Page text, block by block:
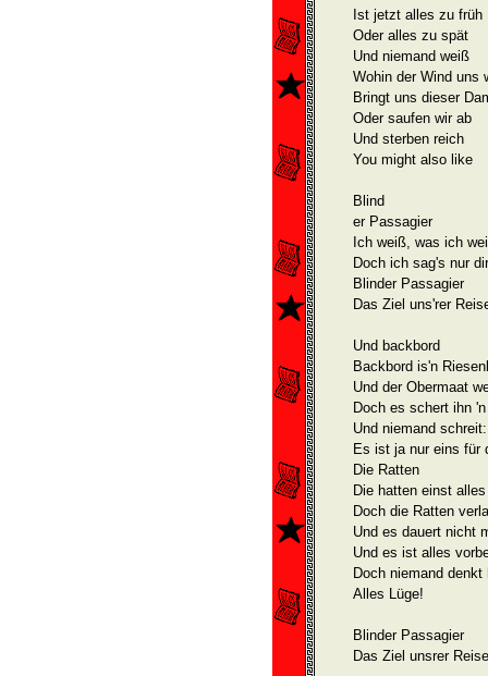
Ist jetzt alles zu früh
Oder alles zu spät
Und niemand weiß
Wohin der Wind uns
Bringt uns dieser
Oder saufen wir ab
Und sterben reich
You might also like
Blind
er Passagier
Ich weiß, was ich
Doch ich sag's nur dir
Blinder Passagier
Das Ziel uns'rer
Und backbord
Backbord is'n
Und der Obermaat
Doch es schert ihn
Und niemand
Es ist ja nur eins für
Die Ratten
Die hatten einst
Doch die Ratten
Und es dauert nicht
Und es ist alles
Doch niemand
Alles Lüge!
Blinder Passagier
Das Ziel unsrer